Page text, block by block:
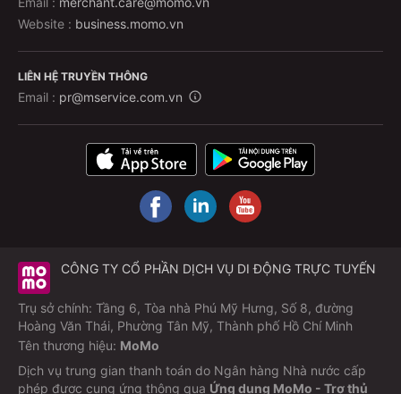
Website : business.momo.vn
LIÊN HỆ TRUYỀN THÔNG
Email : pr@mservice.com.vn
CÔNG TY CỔ PHẦN DỊCH VỤ DI ĐỘNG TRỰC TUYẾN
Trụ sở chính: Tầng 6, Tòa nhà Phú Mỹ Hưng, Số 8, đường
Hoàng Văn Thái, Phường Tân Mỹ, Thành phố Hồ Chí Minh
Tên thương hiệu: MoMo
Dịch vụ trung gian thanh toán do Ngân hàng Nhà nước cấp
phép được cung ứng thông qua Ứng dụng MoMo - Trợ thủ